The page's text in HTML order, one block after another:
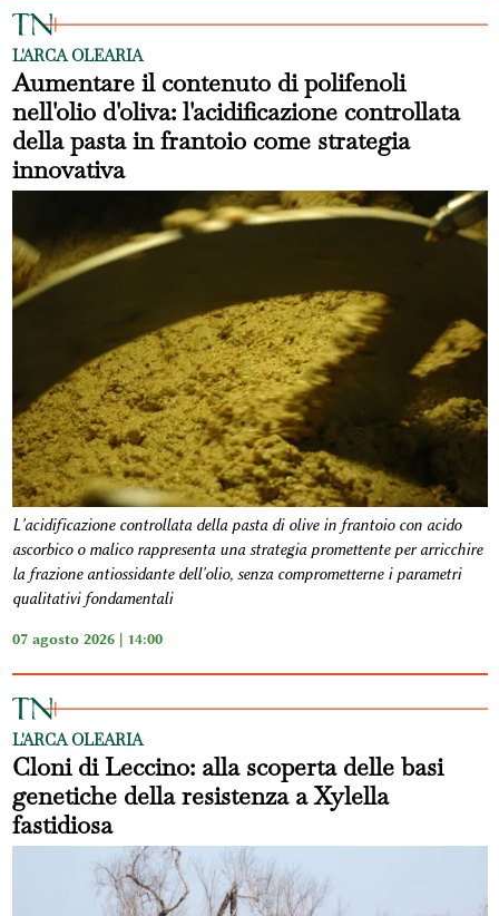
L'ARCA OLEARIA
Aumentare il contenuto di polifenoli
nell'olio d'oliva: l'acidificazione controllata
della pasta in frantoio come strategia
innovativa
L'acidificazione controllata della pasta di olive in frantoio con acido
ascorbico o malico rappresenta una strategia promettente per arricchire
la frazione antiossidante dell'olio, senza comprometterne i parametri
qualitativi fondamentali
07 agosto 2026 | 14:00
L'ARCA OLEARIA
Cloni di Leccino: alla scoperta delle basi
genetiche della resistenza a Xylella
fastidiosa